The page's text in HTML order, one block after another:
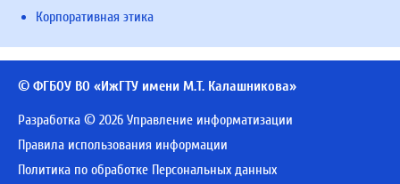
Корпоративная этика
© ФГБОУ ВО «ИжГТУ имени М.Т. Калашникова»
Разработка © 2026 Управление информатизации
Правила использования информации
Политика по обработке Персональных данных